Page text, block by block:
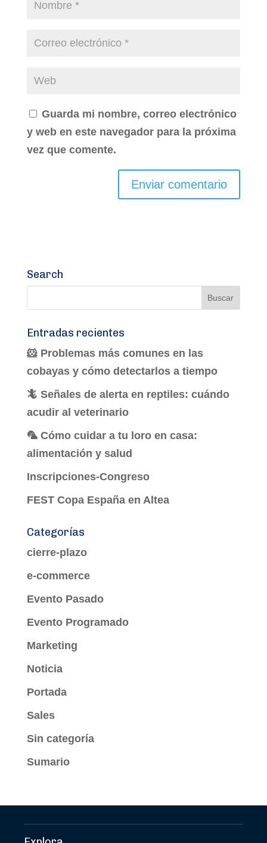
Guarda mi nombre, correo electrónico
y web en este navegador para la próxima
vez que comente.
Search
Entradas recientes
🐹 Problemas más comunes en las
cobayas y cómo detectarlos a tiempo
🦎 Señales de alerta en reptiles: cuándo
acudir al veterinario
🦜 Cómo cuidar a tu loro en casa:
alimentación y salud
Inscripciones-Congreso
FEST Copa España en Altea
Categorías
cierre-plazo
e-commerce
Evento Pasado
Evento Programado
Marketing
Noticia
Portada
Sales
Sin categoría
Sumario